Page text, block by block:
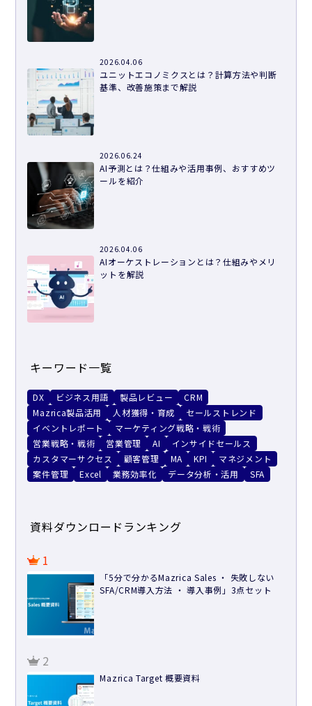
2026.04.06
ユニットエコノミクスとは？計算方法や判断
基準、改善施策まで解説
2026.06.24
AI予測とは？仕組みや活用事例、おすすめツ
ールを紹介
2026.04.06
AIオーケストレーションとは？仕組みやメリ
ットを解説
キーワード一覧
DX ビジネス用語 製品レビュー
CRM
Mazrica製品活用
人材獲得・育成
セールストレンド
イベントレポート
マーケティング戦略・戦術
営業戦略・戦術
営業管理 AI
インサイドセールス
カスタマーサクセス
顧客管理 MA KPI
マネジメント
案件管理
Excel 業務効率化 データ分析・活用 SFA
資料ダウンロードランキング
1
「5分で分かるMazrica Sales ・ 失敗しない
SFA/CRM導入方法 ・ 導入事例」3点セット
2
Mazrica Target 概要資料